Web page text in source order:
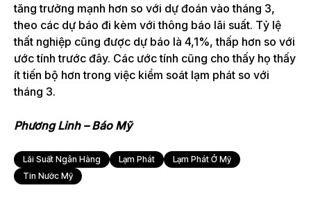
tăng trưởng mạnh hơn so với dự đoán vào tháng 3,
theo các dự báo đi kèm với thông báo lãi suất. Tỷ lệ
thất nghiệp cũng được dự báo là 4,1%, thấp hơn so với
ước tính trước đây. Các ước tính cũng cho thấy họ thấy
ít tiến bộ hơn trong việc kiểm soát lạm phát so với
tháng 3.
Phương Linh – Báo Mỹ
Lãi Suất Ngân Hàng Lạm Phát
Lạm Phát Ở Mỹ
Tin Nước Mỹ